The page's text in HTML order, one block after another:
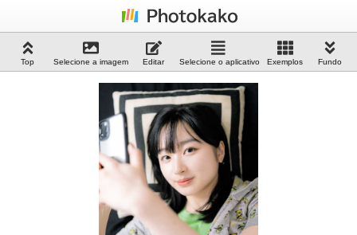
Top Selecione a imagem Editar Selecione o aplicativo Exemplos Fundo